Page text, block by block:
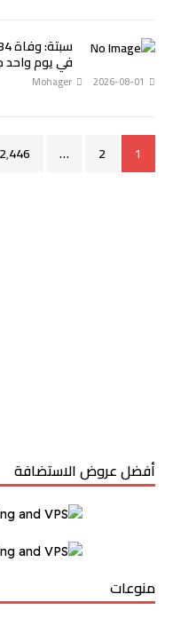
في يوم واحد
2026-08-01
Mohager
1
2
… 2٬446
أفضل عروض الاستضافة
منوعات